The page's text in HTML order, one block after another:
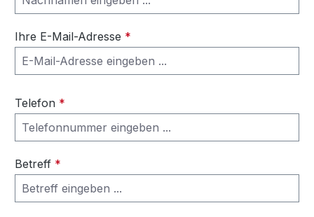
Ihre E-Mail-Adresse *
Telefon *
Betreff *